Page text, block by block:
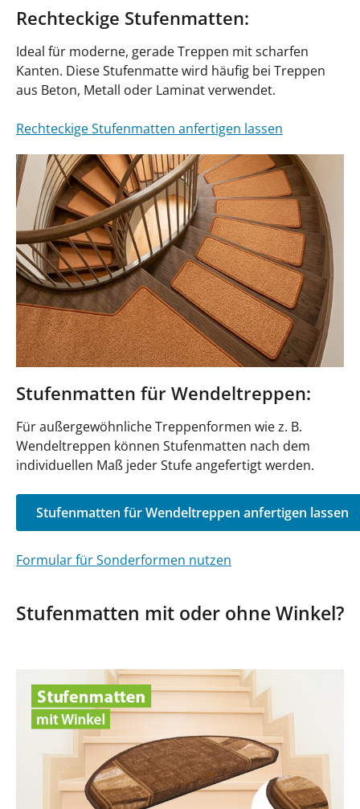
Rechteckige Stufenmatten:
Ideal für moderne, gerade Treppen mit scharfen
Kanten. Diese Stufenmatte wird häufig bei Treppen
aus Beton, Metall oder Laminat verwendet.
Rechteckige Stufenmatten anfertigen lassen
Stufenmatten für Wendeltreppen:
Für außergewöhnliche Treppenformen wie z. B.
Wendeltreppen können Stufenmatten nach dem
individuellen Maß jeder Stufe angefertigt werden.
Stufenmatten für Wendeltreppen anfertigen lassen
Formular für Sonderformen nutzen
Stufenmatten mit oder ohne Winkel?